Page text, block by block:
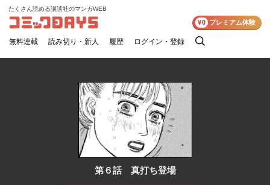
コミックDAYS
たくさん読める講談社のマンガWEB
無料連載 読み切り・新人 履歴 ログイン・登録
検
¥0 プレミアム体験
第６話 真打ち登場